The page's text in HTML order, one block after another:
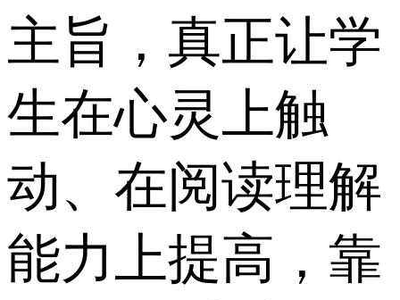
主旨，真正让学
生在心灵上触
动、在阅读理解
能力上提高，靠